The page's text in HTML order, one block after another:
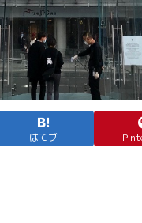
はてブ